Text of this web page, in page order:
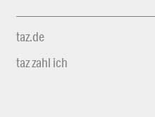
taz.de
taz zahl ich